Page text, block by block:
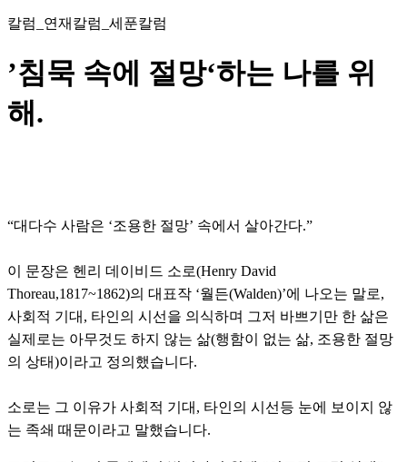
칼럼_연재칼럼_세푼칼럼
’침묵 속에 절망‘하는 나를 위
해.
“대다수 사람은 ‘조용한 절망’ 속에서 살아간다.”
이 문장은 헨리 데이비드 소로(Henry David
Thoreau,1817~1862)의 대표작 ‘월든(Walden)’에 나오는 말로,
사회적 기대, 타인의 시선을 의식하며 그저 바쁘기만 한 삶은
실제로는 아무것도 하지 않는 삶(행함이 없는 삶, 조용한 절망
의 상태)이라고 정의했습니다.
소로는 그 이유가 사회적 기대, 타인의 시선등 눈에 보이지 않
는 족쇄 때문이라고 말했습니다.